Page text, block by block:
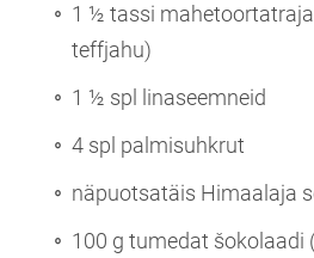
1 ½ tassi
teffjahu)
1 ½ spl linaseemneid
4 spl palmisuhkrut
näpuotsatäis Himaalaja
100 g tumedat šokolaadi